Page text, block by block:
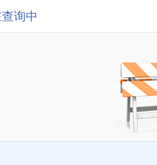
询中